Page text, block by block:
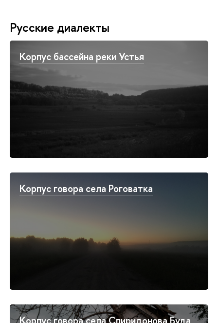
Русские диалекты
Корпус бассейна реки Устья
Корпус говора села Роговатка
Корпус говора села Спиридонова Буда